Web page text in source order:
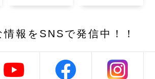
情報を SNSで発信中！！